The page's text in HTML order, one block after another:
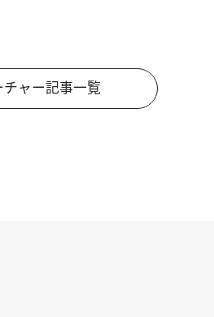
チャー記事一覧